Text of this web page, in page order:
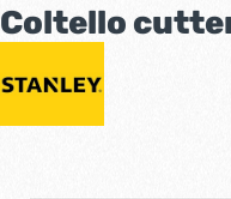
Coltello